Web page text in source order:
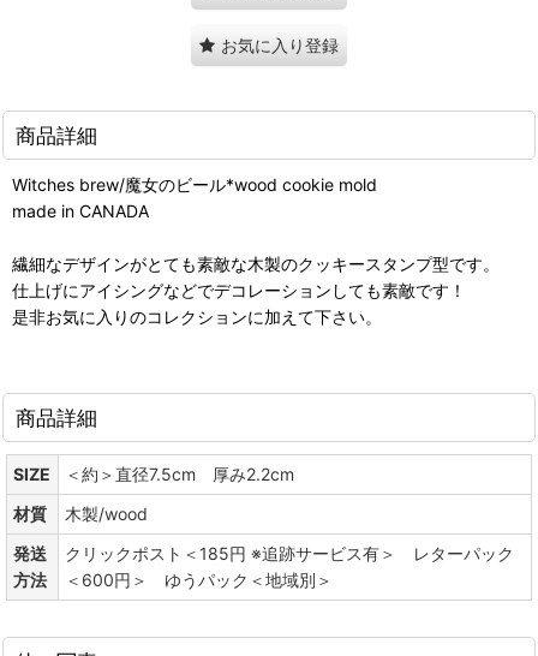
お気に入り登録
商品詳細
Witches brew/魔女のビール*wood cookie mold
made in CANADA
繊細なデザインがとても素敵な木製のクッキースタンプ型です。
仕上げにアイシングなどでデコレーションしても素敵です！
是非お気に入りのコレクションに加えて下さい。
商品詳細
SIZE
＜約＞直径7.5cm 厚み2.2cm
材質
木製/wood
発送
方法
クリックポスト＜185円 ※追跡サービス有＞ レターパック
＜600円＞ ゆうパック＜地域別＞